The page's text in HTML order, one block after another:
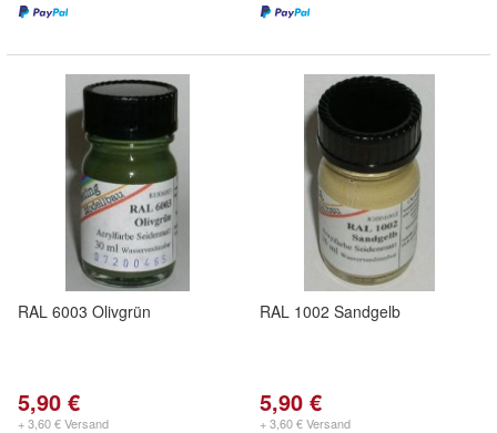
RAL 6003 Olivgrün
5,90 €
+ 3,60 € Versand
RAL 1002 Sandgelb
5,90 €
+ 3,60 € Versand